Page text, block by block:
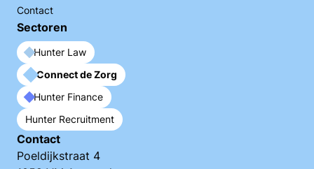
Contact
Sectoren
Hunter Law
Connect de Zorg
Hunter Finance
Hunter Recruitment
Contact
Poeldijkstraat 4